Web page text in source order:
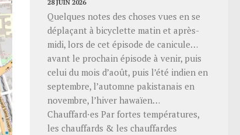
28 JUIN 2026
Quelques notes des choses vues en se
déplaçant à bicyclette matin et après-
midi, lors de cet épisode de canicule…
avant le prochain épisode à venir, puis
celui du mois d’août, puis l’été indien en
septembre, l’automne pakistanais en
novembre, l’hiver hawaïen…
Chauffard⋅es Par fortes températures,
les chauffards & les chauffardes